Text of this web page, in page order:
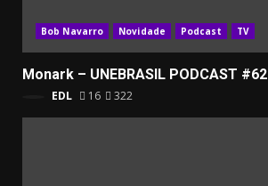
Bob Navarro Novidade Podcast TV
Monark – UNEBRASIL PODCAST #62
EDL 16 322